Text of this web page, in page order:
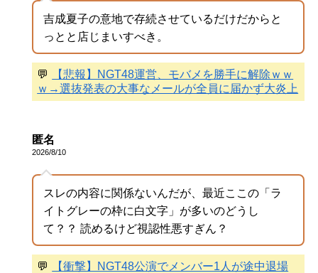
吉成夏子の意地で存続させているだけだからと
っとと店じまいすべき。
💬
【悲報】NGT48運営、モバメを勝手に解除ｗｗ
ｗ→選抜発表の大事なメールが全員に届かず大炎上
匿名
2026/8/10
スレの内容に関係ないんだが、最近ここの「ラ
イトグレーの枠に白文字」が多いのどうし
て？？ 読めるけど視認性悪すぎん？
💬
【衝撃】NGT48公演でメンバー1人が途中退場